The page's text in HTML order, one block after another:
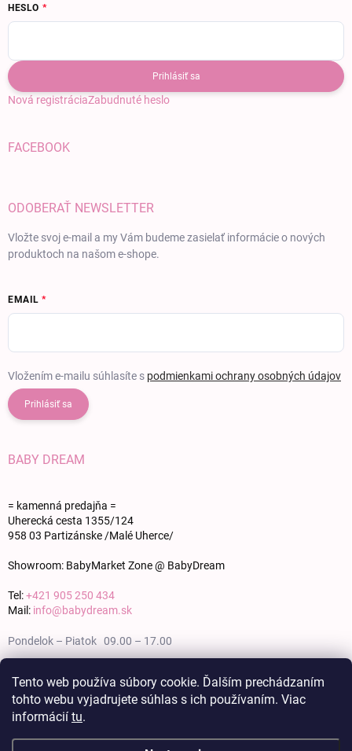
Tento web používa súbory cookie. Ďalším prechádzaním
tohto webu vyjadrujete súhlas s ich používaním. Viac
informácií tu.
HESLO
Prihlásiť sa
Nová registráciaZabudnuté heslo
FACEBOOK
ODOBERAŤ NEWSLETTER
Vložte svoj e-mail a my Vám budeme zasielať informácie o nových
produktoch na našom e-shope.
EMAIL
Vložením e-mailu súhlasíte s podmienkami ochrany osobných údajov
Prihlásiť sa
BABY DREAM
= kamenná predajňa =
Uherecká cesta 1355/124
958 03 Partizánske /Malé Uherce/
Showroom: BabyMarket Zone @ BabyDream
Tel:+421 905 250 434
Mail: info@babydream.sk
Pondelok – Piatok 09.00 – 17.00
Nedeľa zatvorené